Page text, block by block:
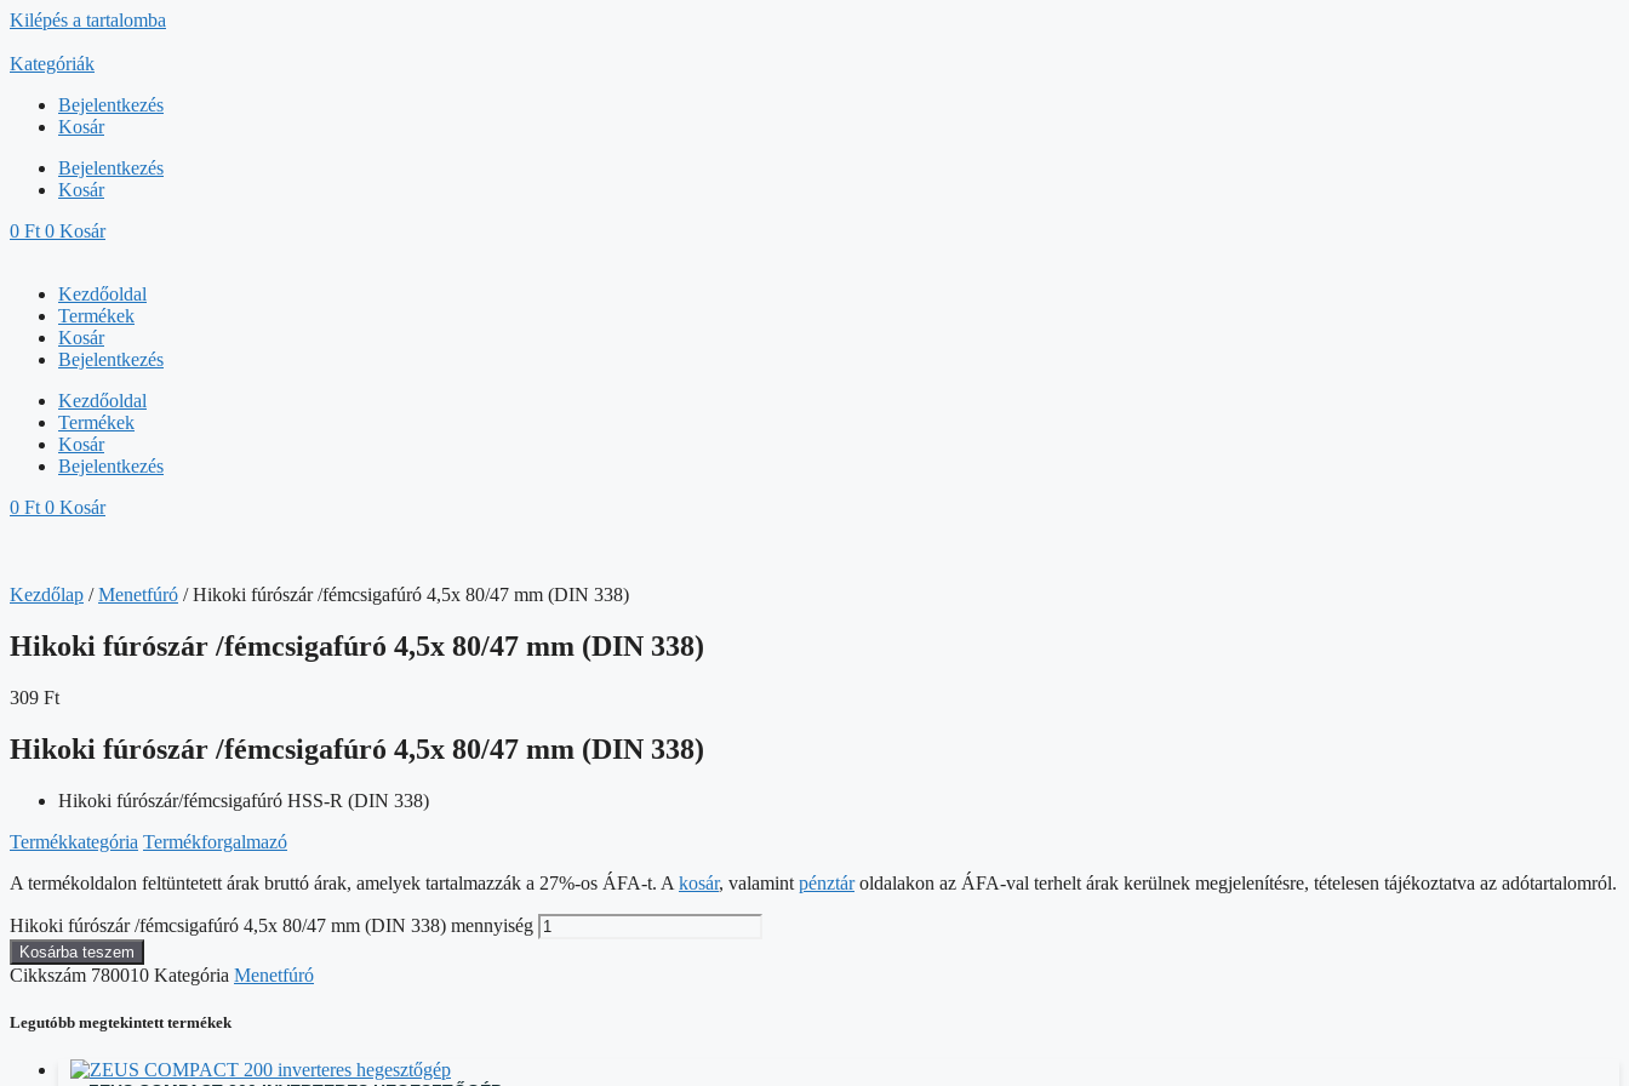
Kilépés a tartalomba
Kategóriák
Bejelentkezés
Kosár
Bejelentkezés
Kosár
0 Ft 0 Kosár
Kezdőoldal
Termékek
Kosár
Bejelentkezés
Kezdőoldal
Termékek
Kosár
Bejelentkezés
0 Ft 0 Kosár
Kezdőlap /Menetfúró / Hikoki fúrószár /fémcsigafúró 4,5x 80/47 mm (DIN 338)
Hikoki fúrószár /fémcsigafúró 4,5x 80/47 mm (DIN 338)
309 Ft
Hikoki fúrószár /fémcsigafúró 4,5x 80/47 mm (DIN 338)
Hikoki fúrószár/fémcsigafúró HSS-R (DIN 338)
Termékkategória Termékforgalmazó
A termékoldalon feltüntetett árak bruttó árak, amelyek tartalmazzák a 27%-os ÁFA-t. A kosár, valamint pénztároldalakon az ÁFA-val terhelt árak kerülnek megjelenítésre, tételesen tájékoztatva az adótartalomról.
Hikoki fúrószár /fémcsigafúró 4,5x 80/47 mm (DIN 338) mennyiség
Kosárba teszem
Cikkszám 780010 Kategória Menetfúró
Legutóbb megtekintett termékek